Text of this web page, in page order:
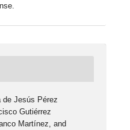
de Jesús Pérez
Gutiérrez
Martínez, and